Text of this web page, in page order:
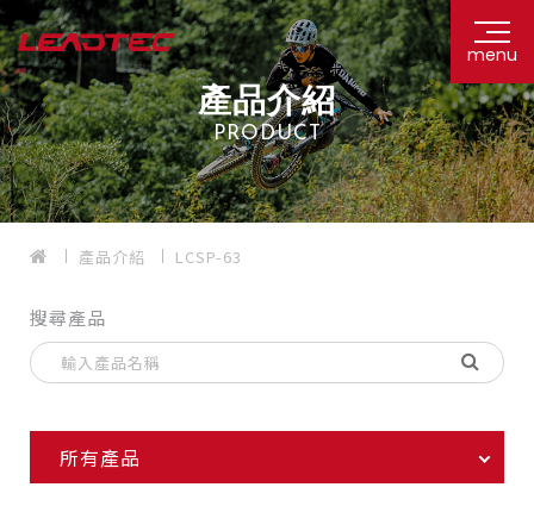
menu
產品介紹
PRODUCT
產品介紹 LCSP-63
搜尋產品
所有產品